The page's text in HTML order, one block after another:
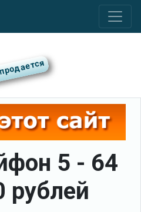
5 - 64
рублей